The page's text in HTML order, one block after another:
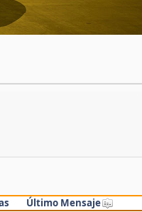
Último Mensaje